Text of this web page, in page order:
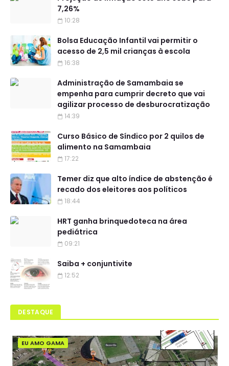
7,26%
10:28
Bolsa Educação Infantil vai permitir o
acesso de 2,5 mil crianças à escola
16:38
Administração de Samambaia se
empenha para cumprir decreto que vai
agilizar processo de desburocratização
14:39
Curso Básico de Síndico por 2 quilos de
alimento na Samambaia
17:22
Temer diz que alto índice de abstenção é
recado dos eleitores aos políticos
18:44
HRT ganha brinquedoteca na área
pediátrica
09:21
Saiba + conjuntivite
12:52
DESTAQUE
EU AMO GAMA